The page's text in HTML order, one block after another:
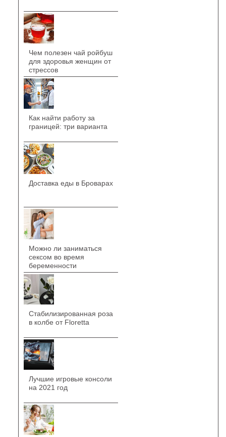
Чем полезен чай ройбуш
для здоровья женщин от
стрессов
Как найти работу за
границей: три варианта
Доставка еды в Броварах
Можно ли заниматься
сексом во время
беременности
Стабилизированная роза
в колбе от Floretta
Лучшие игровые консоли
на 2021 год